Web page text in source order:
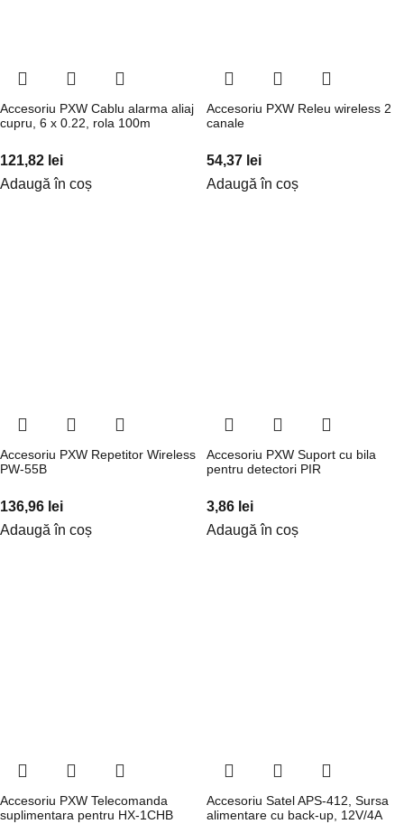
Accesoriu PXW Cablu alarma aliaj
cupru, 6 x 0.22, rola 100m
121,82 lei
Adaugă în coș
Accesoriu PXW Releu wireless 2
canale
54,37 lei
Adaugă în coș
Accesoriu PXW Repetitor Wireless
PW-55B
136,96 lei
Adaugă în coș
Accesoriu PXW Suport cu bila
pentru detectori PIR
3,86 lei
Adaugă în coș
Accesoriu PXW Telecomanda
suplimentara pentru HX-1CHB
Accesoriu Satel APS-412, Sursa
alimentare cu back-up, 12V/4A